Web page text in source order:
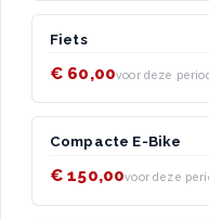
Fiets
€ 60,00voor deze
Compacte E-Bike
€ 150,00voor deze